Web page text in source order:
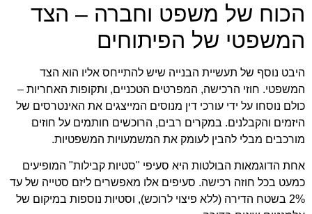
הכוח של משפט וחברה – הצד
המשפטי של הפיתוחים
היבט נוסף של תעשיית הבנייה שיש להתייחס אליו הוא הצד
המשפטי. חוזי הרכישה, המפרטים הטכניים, ותקופות האחריות –
כולם נוסחו על ידי עורכי דין מנוסים המייצגים את האינטרסים של
היזמים והקבלנים. במקרים רבים, הרוכשים חותמים על חוזים
מורכבים מבלי להבין לעומק את המשמעויות המשפטיות.
אחת הדוגמאות הבולטות היא סעיפי "סטיות קבילות" המופיעים
כמעט בכל חוזה רכישה. סעיפים אלו מאפשרים ליזם סטייה של עד
2% בשטח הדירה (ללא פיצוי לרוכש), וסטיות נוספות במיקום של